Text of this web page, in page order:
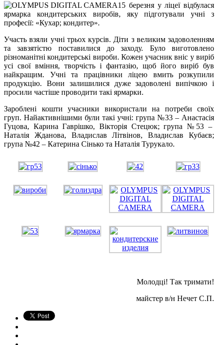
15 березня у ліцеї відбулася
ярмарка кондитерських виробів, яку підготували учні з
професії: «Кухар; кондитер».
Участь взяли учні трьох курсів. Діти з великим задоволенням
та завзятістю поставилися до заходу. Було виготовлено
різноманітні кондитерські вироби. Кожен учасник вніс у виріб
усі свої вміння, творчість і фантазію, щоб його виріб був
найкращим. Учні та працівники ліцею вмить розкупили
продукцію. Вони залишилися дуже задоволені випічкою і
просили частіше проводити такі ярмарки.
Зароблені кошти учасники використали на потреби своїх
груп. Найактивнішими були такі учні: група №33 – Анастасія
Гуцова, Карина Гаврішко, Вікторія Стецюк; група №53 –
Наталія Жданова, Владислав Літвінов, Владислав Кубаєв;
група №42 – Катерина Сінько та Наталія Турукало.
Молодці! Так тримати!
майстер в/н Нечет С.П.